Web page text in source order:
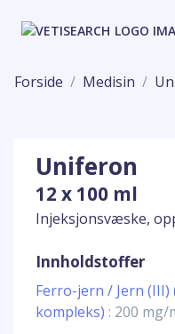
Forside Medisin
Uniferon
12 x 100 ml
Injeksjonsvæske,
Innholdstoffer
Ferro-jern / Jern
kompleks) : 200 mg/